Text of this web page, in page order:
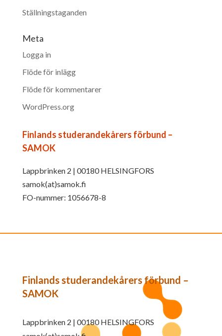
Ställningstaganden
Meta
Logga in
Flöde för inlägg
Flöde för kommentarer
WordPress.org
Finlands studerandekårers förbund –
SAMOK
Lappbrinken 2 | 00180 HELSINGFORS
samok(at)samok.fi
FO-nummer: 1056678-8
Finlands studerandekårers förbund –
SAMOK
Lappbrinken 2 | 00180 HELSINGFORS